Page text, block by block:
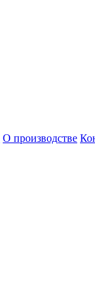
О производстве